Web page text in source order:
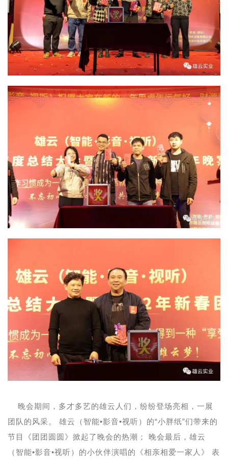
晚会期间，多才多艺的雄云人们，纷纷登场亮相，一展
团队的风采。 雄云（智能•影音•视听）的“小胖纸”们带来的
节目《团团圆圆》掀起了晚会的热潮； 晚会最后，雄云
（智能•影音•视听）的小伙伴演唱的《相亲相爱一家人》 表